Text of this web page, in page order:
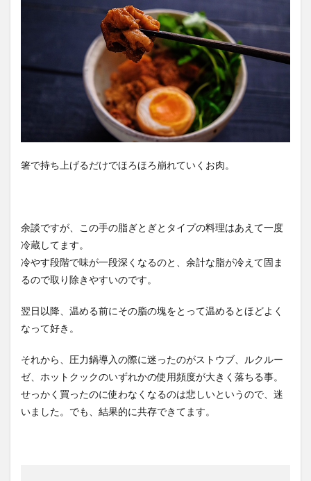
箸で持ち上げるだけでほろほろ崩れていくお肉。
余談ですが、この手の脂ぎとぎとタイプの料理はあえて一度
冷蔵してます。
冷やす段階で味が一段深くなるのと、余計な脂が冷えて固ま
るので取り除きやすいのです。
翌日以降、温める前にその脂の塊をとって温めるとほどよく
なって好き。
それから、圧力鍋導入の際に迷ったのがストウブ、ルクルー
ゼ、ホットクックのいずれかの使用頻度が大きく落ちる事。
せっかく買ったのに使わなくなるのは悲しいというので、迷
いました。でも、結果的に共存できてます。